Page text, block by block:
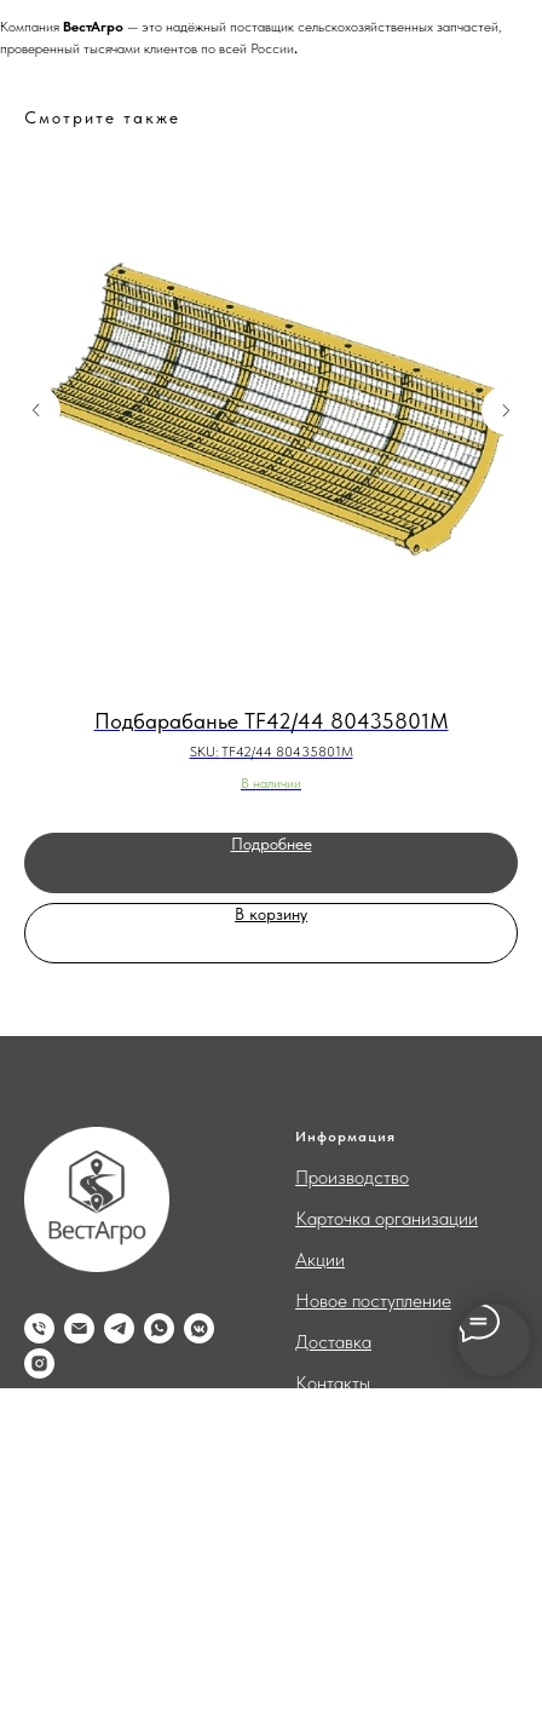
Компания ВестАгро — это надёжный поставщик сельскохозяйственных запчастей,
проверенный тысячами клиентов по всей России.
Смотрите также
Подбарабанье TF42/44 80435801M
SKU: TF42/44 80435801M
В наличии
Подробнее
В корзину
Информация
Производство
Карточка организации
Акции
Новое поступление
Доставка
Контакты